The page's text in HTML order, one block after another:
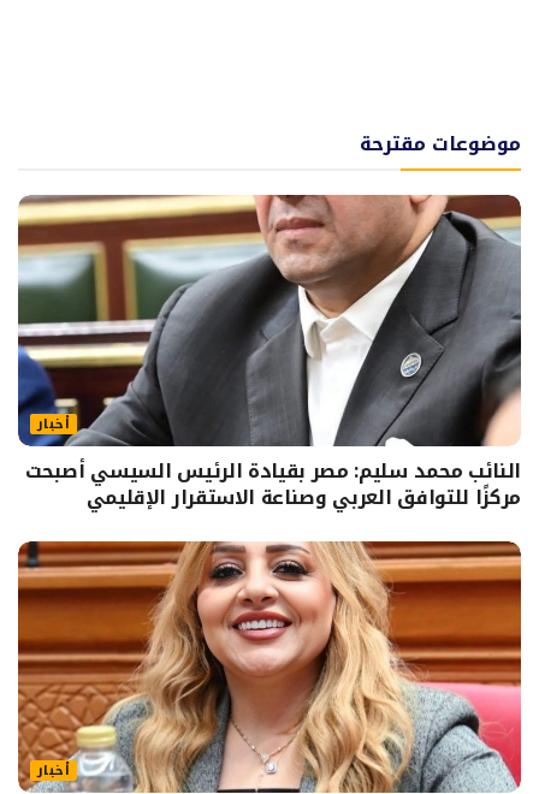
موضوعات مقترحة
أخبار
النائب محمد سليم: مصر بقيادة الرئيس السيسي أصبحت
مركزًا للتوافق العربي وصناعة الاستقرار الإقليمي
أخبار